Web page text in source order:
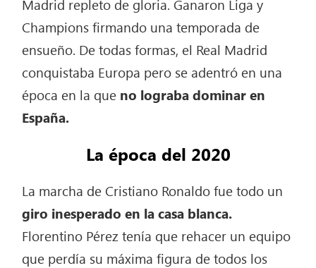
Madrid repleto de gloria. Ganaron Liga y
Champions firmando una temporada de
ensueño. De todas formas, el Real Madrid
conquistaba Europa pero se adentró en una
época en la que no lograba dominar en
España.
La época del 2020
La marcha de Cristiano Ronaldo fue todo un
giro inesperado en la casa blanca.
Florentino Pérez tenía que rehacer un equipo
que perdía su máxima figura de todos los